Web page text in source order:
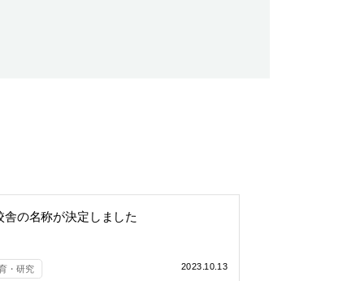
舎の名称が決定しました
・研究 2023.10.13